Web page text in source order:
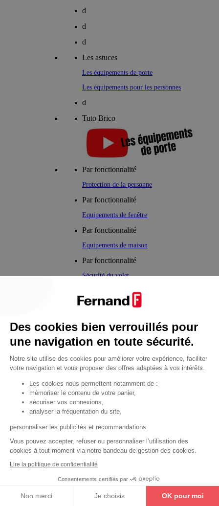
d
d
d
Les astuces
Les équipements de porte
Les équipements pour les personnes
d
Tuto Brico
Par fonctionnalité
Protection de la personne
Par fonctionnalité
Equipements de fenêtre
Par fonctionnalité
Equipements de maison
Par fonctionnalité
Sécurité du volet
Par fonctionnalité
Cendrier
Par fonctionnalité
Equipements de porte
•Judas de porte
Fermes-portes
•Arrêts de porte
•Butoirs de porte
• Charnières de porte
• Accessoires de fixation
Les astuces
Les équipements de porte
Les équipements pour les personnes
Des cookies bien verrouillés pour
une navigation en toute sécurité.
Notre site utilise des cookies pour améliorer votre expérience, faciliter
votre navigation et vous proposer des offres adaptées à vos intérêts.
Les cookies nous permettent notamment de :
mémoriser le contenu de votre panier,
sécuriser vos connexions,
analyser la fréquentation du site,
personnaliser les publicités et recommandations.
Vous pouvez accepter, refuser ou personnaliser l’utilisation des
cookies à tout moment via notre bandeau de gestion des cookies.
Lire la politique de confidentialité
Consentements certifiés par
Non merci Je choisis OK pour moi